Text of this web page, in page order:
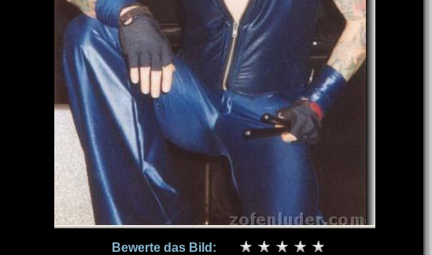
Bewerte das Bild: